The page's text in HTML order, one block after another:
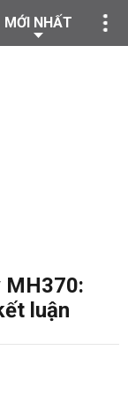
MỚI NHẤT
MH370:
luận